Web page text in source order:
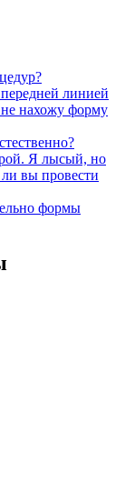
линией
нахожу форму
Я лысый, но
вы провести
формы